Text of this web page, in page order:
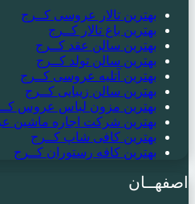
بهترین تالار عروسی کــرج
بهترین باغ تالار کــرج
بهترین سالن عقد کــرج
بهترین سالن تولد کــرج
بهترین آتلیه عروسی کــرج
بهترین سالن زیبایی کــرج
بهترین مزون لباس عروس
بهترین شرکت اجاره ماشین
بهترین کافی شاپ کــرج
بهترین کافه رستوران کــرج
اصفهــان